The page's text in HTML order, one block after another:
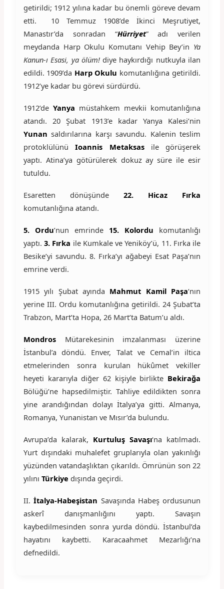
getirildi; 1912 yılına kadar bu önemli göreve devam
etti.
10 Temmuz 1908’de İkinci Meşrutiyet,
Manastır’da sonradan “Hürriyet” adı verilen
meydanda Harp Okulu Komutanı Vehip Bey’in Ya
Kanun-ı Esasi, ya ölüm!diye haykırdığı nutkuyla ilan
edildi. 1909’da Harp Okulu komutanlığına getirildi.
1912’ye kadar bu görevi sürdürdü.
1912’de Yanya müstahkem mevkii komutanlığına
atandı. 20 Şubat 1913’e kadar Yanya Kalesi’nin
Yunan saldırılarına karşı savundu. Kalenin teslim
protoklülünüIoannis Metaksasile görüşerek
yaptı. Atina’ya götürülerek dokuz ay süre ile esir
tutuldu.
Esaretten dönüşünde 22. Hicaz Fırka
komutanlığına atandı.
5. Ordu’nun emrinde 15. Kolordu komutanlığı
yaptı.3. Fırka ile Kumkale ve Yeniköy’ü, 11. Fırka ile
Besike’yi savundu. 8. Fırka’yı ağabeyi Esat Paşa’nın
emrine verdi.
1915 yılı Şubat ayında Mahmut Kamil Paşa‘nın
yerine III. Ordu komutanlığına getirildi. 24 Şubat’ta
Trabzon, Mart’ta Hopa, 26 Mart’ta Batum’u aldı.
MondrosMütarekesinin imzalanması üzerine
İstanbul’a döndü. Enver, Talat ve Cemal’in iltica
etmelerinden sonra kurulan hükûmet vekiller
heyeti kararıyla diğer 62 kişiyle birlikte Bekirağa
Bölüğü’ne hapsedilmiştir. Tahliye edildikten sonra
yine arandığından dolayı İtalya’ya gitti. Almanya,
Romanya, Yunanistan ve Mısır’da bulundu.
Avrupa’da kalarak, Kurtuluş Savaşı‘na katılmadı.
Yurt dışındaki muhalefet gruplarıyla olan yakınlığı
yüzünden vatandaşlıktan çıkarıldı. Ömrünün son 22
yılını Türkiye dışında geçirdi.
II.İtalya-Habeşistan Savaşında Habeş ordusunun
askerî danışmanlığını yaptı. Savaşın
kaybedilmesinden sonra yurda döndü. İstanbul’da
hayatını kaybetti. Karacaahmet Mezarlığı’na
defnedildi.